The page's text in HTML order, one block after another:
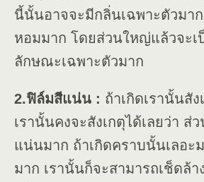
นี้นั้นอาจจะมีกลิ่นเฉพาะตัวมา
หอมมาก โดยส่วนใหญ่แล้วจะเ
ลักษณะเฉพาะตัวมาก
2.ฟิล์มสีแน่น : ถ้าเกิดเรานั้นสั
เรานั้นคงจะสังเกตุได้เลยว่า ส่
แน่นมาก ถ้าเกิดคราบนั้นเลอะ
มาก เรานั้นก็จะสามารถเช็ดล้